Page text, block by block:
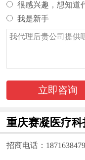
很感兴趣，想知道
我是新手
立即咨询
重庆赛凝医疗科
招商电话：